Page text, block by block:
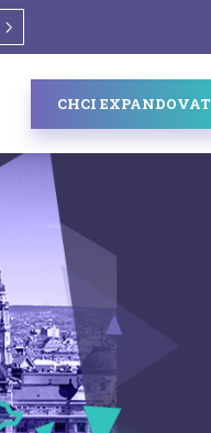
CHCI EXPANDOVAT